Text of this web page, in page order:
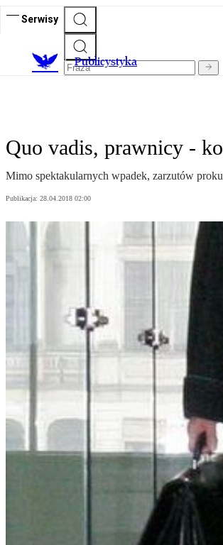
Serwisy
Publicystyka
Quo vadis, prawnicy -
Mimo spektakularnych wpadek, zarzutów
Publikacja: 28.04.2018 02:00